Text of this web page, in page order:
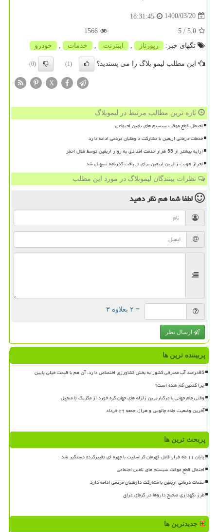
1400/03/20
18:31:45
5.0
/ 5
1566
تگهای خبر:
رپورتاژ اینترنت خدمات خودرو
این مطلب لیمو بلاگ را می پسندید؟ (1)
(0)
X
تازه ترین مطالب مرتبط در لیموبلاگ
احتمال قطع موقت سیستم های تامین اجتماعی
خدمات درمانی اربعین با مشارکت داوطلبان مردمی ادامه دارد
ارایه بیشتر از 55 هزار خدمت امدادی به زوار اربعین توسط هلال احمر
احراز هویت زائرین اربعین برای دریافت گذرنامه تسهیل شد
نظرات بینندگان لیموبلاگ در مورد این مطلب
لطفا شما همنظر دهید
= ۲ بعلاوه ۳
ارسال نظر
پربیننده ترین ها
85درصد آب مصرفی کشور به بخش کشاورزی اختصاص دارد، آن هم با قیمت خیلی پایین
چرا کدئین کم شده است؟
وقتی جام جهانی با مرگبارترین زلزله های جهان گره خورد از مکزیک تا منجیل
آخرین وضعیت جاده چالوس و هراز، جمعه ۲۹ خرداد
پربحث ترین ها
پایان ۱۱ ماه فرار قاتل قهرمان کراسفیت با چهره ای تغییرکرده دستگیر شد
احتمال قطع موقت سیستم های تامین اجتماعی
خدمات درمانی اربعین با مشارکت داوطلبان مردمی ادامه دارد
طرز نگهداری صحیح داروها در گرمای عراق
جدیدترین ها